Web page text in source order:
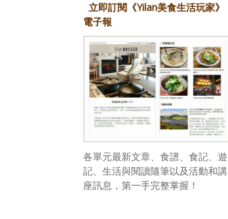
立即訂閱《Yilan美食生活玩家》
電子報
各單元最新文章、食譜、食記、遊
記、生活與閱讀隨筆以及活動和講
座訊息，第一手完整掌握！